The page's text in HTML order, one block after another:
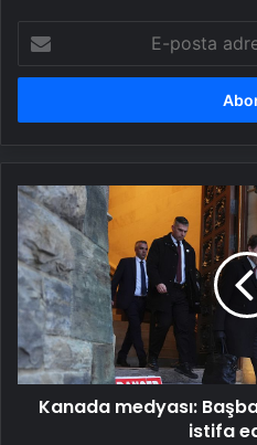
posta
adresinizi
Kanada
medyası:
Başbakan
Trudeau
bu
hafta
istifa
edecek
Kanada medyası:
istifa